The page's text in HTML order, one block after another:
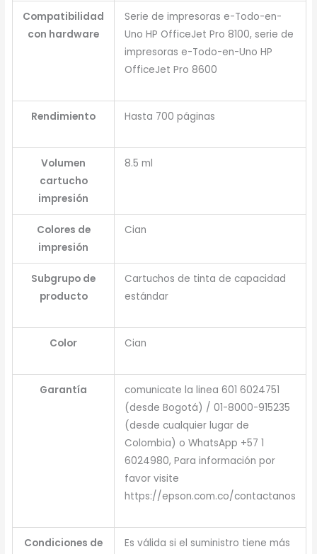
Compatibilidad
con hardware
Serie de impresoras e-Todo-en-
Uno HP OfficeJet Pro 8100, serie de
impresoras e-Todo-en-Uno HP
OfficeJet Pro 8600
Rendimiento Hasta 700 páginas
Volumen
cartucho
impresión
8.5 ml
Colores de
impresión
Cian
Subgrupo de
producto
Cartuchos de tinta de capacidad
estándar
Color Cian
Garantía
comunicate la linea 601 6024751
(desde Bogotá) / 01-8000-915235
(desde cualquier lugar de
Colombia) o WhatsApp +57 1
6024980, Para información por
favor visite
https://epson.com.co/contactanos
Condiciones de
Es válida si el suministro tiene más